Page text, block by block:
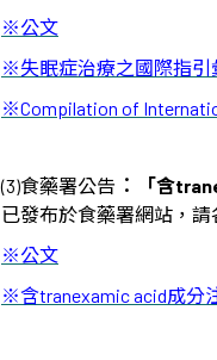
※公文
※失眠症治療之國際指引
※Compilation of
(3)食藥署公告 ： 「含
已發布於食藥署網站，
※公文
※含tranexamic acid成分